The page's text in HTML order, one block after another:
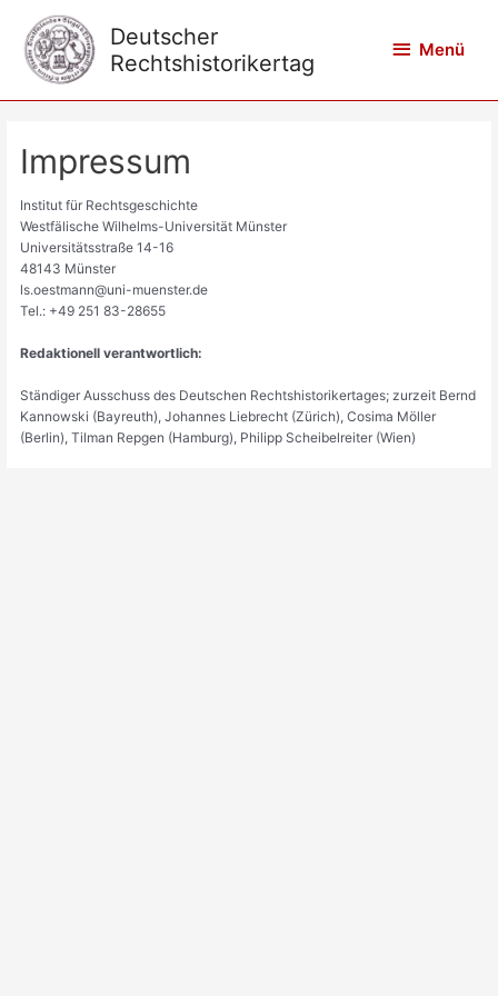
Inhalt
springen
Deutscher
Rechtshistorikertag
Menü
Menü
Impressum
Institut für Rechtsgeschichte
Westfälische Wilhelms-Universität Münster
Universitätsstraße 14-16
48143 Münster
ls.oestmann@uni-muenster.de
Tel.: +49 251 83-28655
Redaktionell verantwortlich:
Ständiger Ausschuss des Deutschen Rechtshistorikertages; zurzeit Bernd
Kannowski (Bayreuth), Johannes Liebrecht (Zürich), Cosima Möller
(Berlin), Tilman Repgen (Hamburg), Philipp Scheibelreiter (Wien)